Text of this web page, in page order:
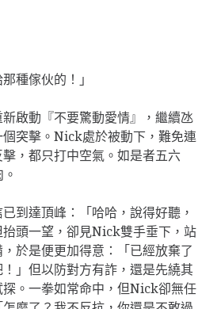
種傢伙的！」
啟動『不要驚動愛情』，繼續氹
突擊。Nick處於被動下，難免連
，都只打中空氣。如是者五六
到達頂峰：「哈哈，說得好聽，
頭一望，卻見Nick雙手垂下，站
於是便更加得意：「已經放棄了
」但以防對方有詐，還是先繞其
。一拳如常命中，但Nick卻無任